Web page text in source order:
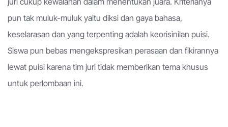
pun tak muluk-muluk yaitu diksi dan gaya bahasa,
keselarasan dan yang terpenting adalah keorisinilan puisi.
Siswa pun bebas mengekspresikan perasaan dan fikirannya
lewat puisi karena tim juri tidak memberikan tema khusus
untuk perlombaan ini.